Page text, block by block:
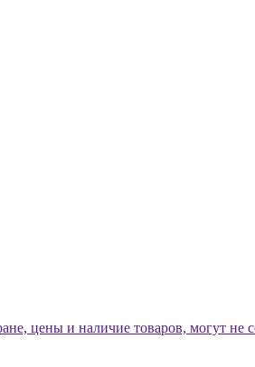
цены и наличие товаров, могут не